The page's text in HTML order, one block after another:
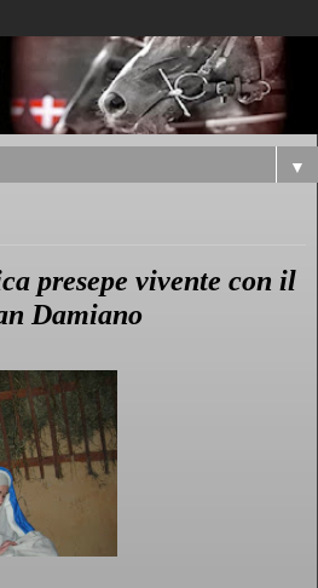
▼
presepe vivente con il
Damiano